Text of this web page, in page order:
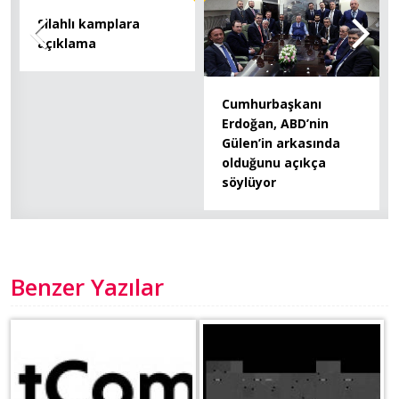
Silahlı kamplara
açıklama
Cumhurbaşkanı
Erdoğan, ABD’nin
Gülen’in arkasında
olduğunu açıkça
söylüyor
Benzer Yazılar